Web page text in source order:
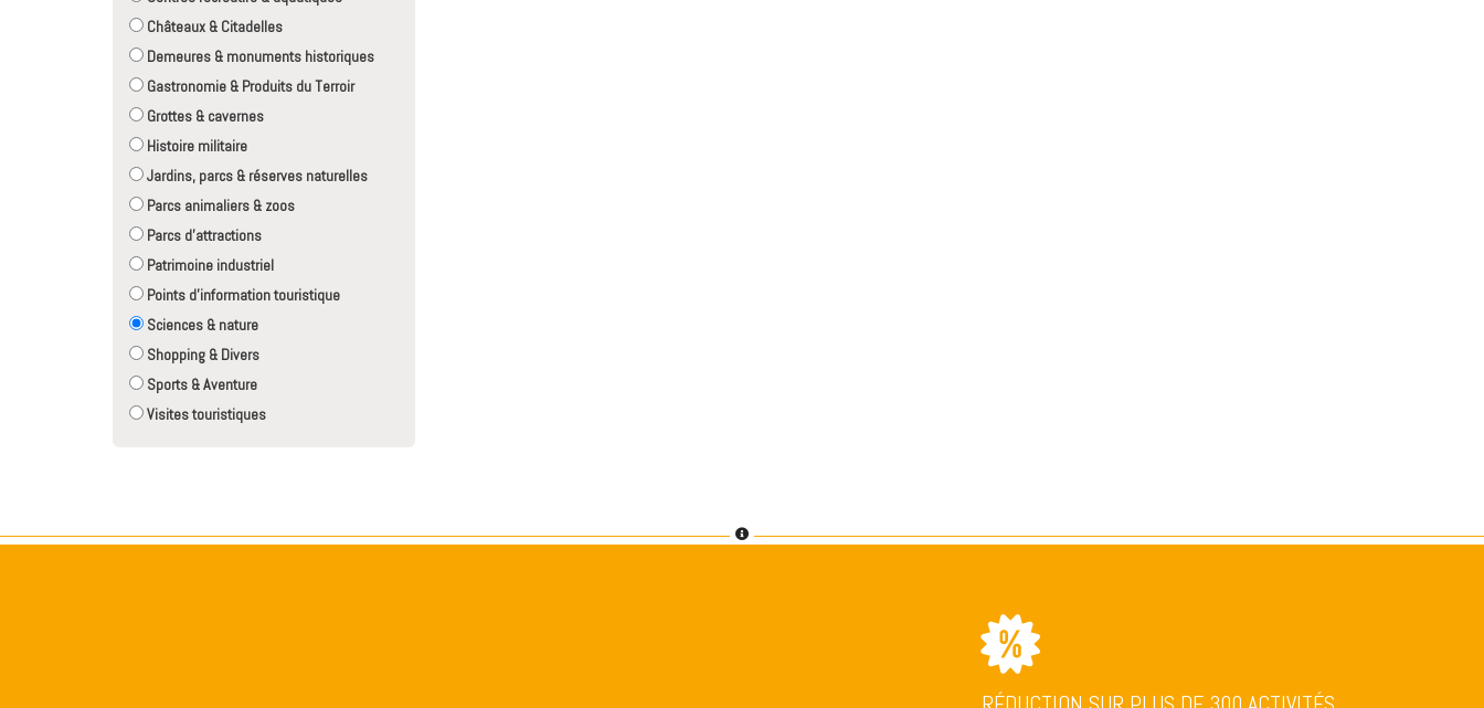
Châteaux & Citadelles
Demeures & monuments historiques
Gastronomie & Produits du Terroir
Grottes & cavernes
Histoire militaire
Jardins, parcs & réserves naturelles
Parcs animaliers & zoos
Parcs d'attractions
Patrimoine industriel
Points d'information touristique
Sciences & nature
Shopping & Divers
Sports & Aventure
Visites touristiques